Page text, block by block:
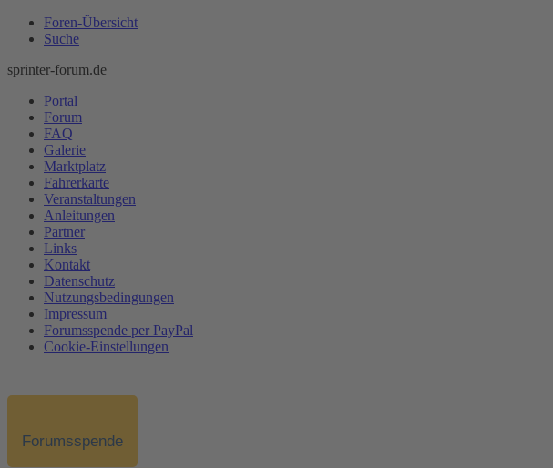
Foren-Übersicht
Suche
sprinter-forum.de
Portal
Forum
FAQ
Galerie
Marktplatz
Fahrerkarte
Veranstaltungen
Anleitungen
Partner
Links
Kontakt
Datenschutz
Nutzungsbedingungen
Impressum
Forumsspende per PayPal
Cookie-Einstellungen
Forumsspende